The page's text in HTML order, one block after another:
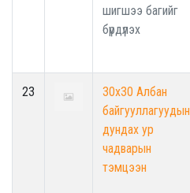
шигшээ багийг
бүрдүлэх
23
30х30 Албан
байгууллагуудын
дундах ур
чадварын
тэмцээн